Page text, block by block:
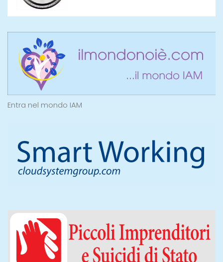
Entra nel mondo IAM